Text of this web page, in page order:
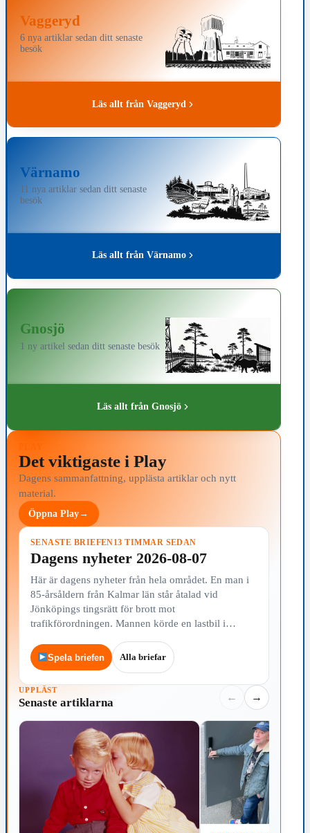
Vaggeryd
6 nya artiklar sedan ditt senaste
besök
Läs allt från Vaggeryd
Värnamo
11 nya artiklar sedan ditt senaste
besök
Läs allt från Värnamo
Gnosjö
1 ny artikel sedan ditt senaste besök
Läs allt från Gnosjö
Det viktigaste i Play
Dagens sammanfattning, upplästa artiklar och nytt
material.
Öppna Play→
SENASTE BRIEFEN13 TIMMAR SEDAN
Dagens nyheter 2026-08-07
Här är dagens nyheter från hela området. En man i
85-årsåldern från Kalmar län står åtalad vid
Jönköpings tingsrätt för brott mot
trafikförordningen. Mannen körde en lastbil i…
Spela briefen Alla briefar
UPPLÄST
Senaste artiklarna ← →